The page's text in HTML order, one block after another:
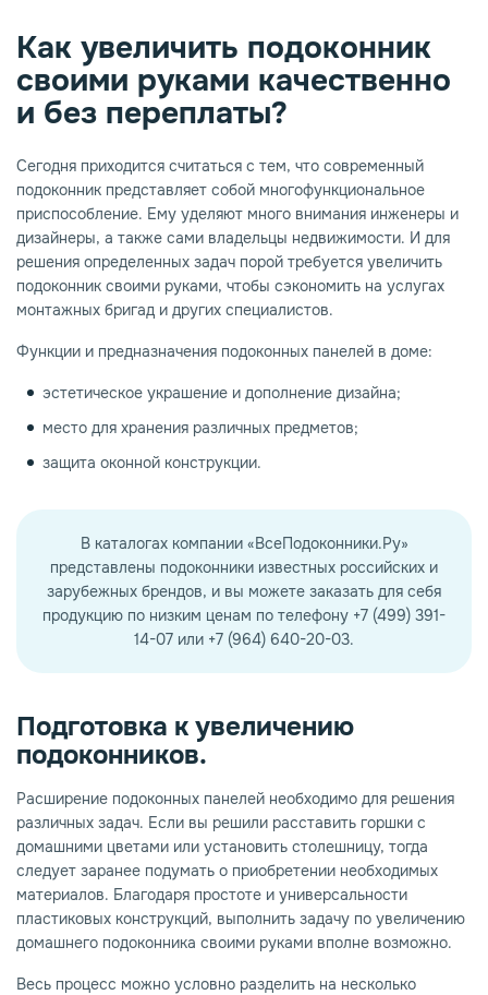
дерево
Как увеличить подоконник
своими руками качественно
и без переплаты?
Сегодня приходится считаться с тем, что современный
подоконник представляет собой многофункциональное
приспособление. Ему уделяют много внимания инженеры и
дизайнеры, а также сами владельцы недвижимости. И для
решения определенных задач порой требуется увеличить
подоконник своими руками, чтобы сэкономить на услугах
монтажных бригад и других специалистов.
Функции и предназначения подоконных панелей в доме:
эстетическое украшение и дополнение дизайна;
место для хранения различных предметов;
защита оконной конструкции.
В каталогах компании «ВсеПодоконники.Ру»
представлены подоконники известных российских и
зарубежных брендов, и вы можете заказать для себя
продукцию по низким ценам по телефону +7 (499) 391-
14-07 или +7 (964) 640-20-03.
Подготовка к увеличению
подоконников.
Расширение подоконных панелей необходимо для решения
различных задач. Если вы решили расставить горшки с
домашними цветами или установить столешницу, тогда
следует заранее подумать о приобретении необходимых
материалов. Благодаря простоте и универсальности
пластиковых конструкций, выполнить задачу по увеличению
домашнего подоконника своими руками вполне возможно.
Весь процесс можно условно разделить на несколько